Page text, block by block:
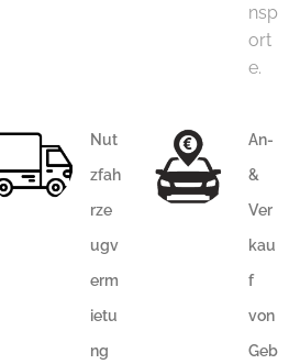
nsp
ort
e.
Nut
zfah
rze
ugv
erm
ietu
ng
An-
&
Ver
kau
f
von
Geb